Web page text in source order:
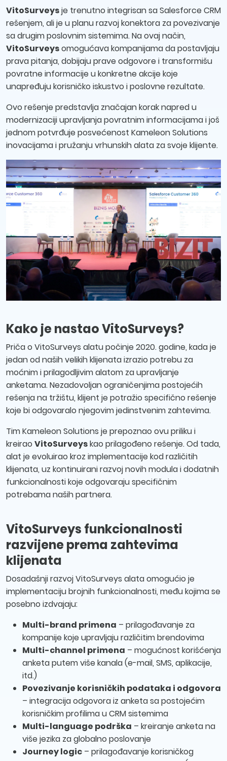
VitoSurveysje trenutno integrisan sa Salesforce CRM
rešenjem, ali je u planu razvoj konektora za povezivanje
sa drugim poslovnim sistemima. Na ovaj način,
VitoSurveysomogućava kompanijama da postavljaju
prava pitanja, dobijaju prave odgovore i transformišu
povratne informacije u konkretne akcije koje
unapređuju korisničko iskustvo i poslovne rezultate.
Ovo rešenje predstavlja značajan korak napred u
modernizaciji upravljanja povratnim informacijama i još
jednom potvrđuje posvećenost Kameleon Solutions
inovacijama i pružanju vrhunskih alata za svoje klijente.
Kako je nastao VitoSurveys?
Priča o VitoSurveys alatu počinje 2020. godine, kada je
jedan od naših velikih klijenata izrazio potrebu za
moćnim i prilagodljivim alatom za upravljanje
anketama. Nezadovoljan ograničenjima postojećih
rešenja na tržištu, klijent je potražio specifično rešenje
koje bi odgovaralo njegovim jedinstvenim zahtevima.
Tim Kameleon Solutions je prepoznao ovu priliku i
kreirao VitoSurveyskao prilagođeno rešenje. Od tada,
alat je evoluirao kroz implementacije kod različitih
klijenata, uz kontinuirani razvoj novih modula i dodatnih
funkcionalnosti koje odgovaraju specifičnim
potrebama naših partnera.
VitoSurveys funkcionalnosti
razvijene prema zahtevima
klijenata
Dosadašnji razvoj VitoSurveys alata omogućio je
implementaciju brojnih funkcionalnosti, među kojima se
posebno izdvajaju:
Multi-brand primena – prilagođavanje za
kompanije koje upravljaju različitim brendovima
Multi-channel primena – mogućnost korišćenja
anketa putem više kanala (e-mail, SMS, aplikacije,
itd.)
Povezivanje korisničkih podataka i odgovora
– integracija odgovora iz anketa sa postojećim
korisničkim profilima u CRM sistemima
Multi-language podrška – kreiranje anketa na
više jezika za globalno poslovanje
Journey logic – prilagođavanje korisničkog